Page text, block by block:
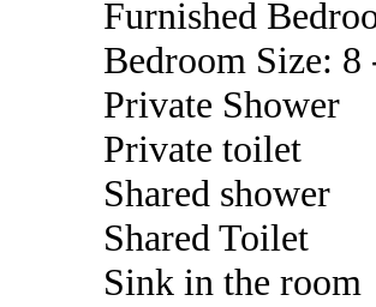
Furnished
Bedroom Size:
Private Shower
Private toilet
Shared shower
Shared Toilet
Sink in the room